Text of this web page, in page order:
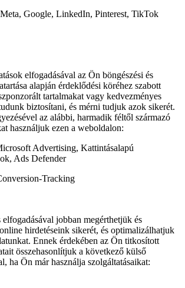
Google, LinkedIn, Pinterest, TikTok
elfogadásával az Ön böngészési és
alapján érdeklődési köréhez szabott
tartalmakat vagy kedvezményes
biztosítani, és mérni tudjuk azok sikerét.
az alábbi, harmadik féltől származó
használjuk ezen a weboldalon:
Advertising, Kattintásalapú
Ads Defender
Tracking
elfogadásával jobban megérthetjük és
hirdetéseink sikerét, és optimalizálhatjuk
Ennek érdekében az Ön titkosított
összehasonlítjuk a következő külső
ha Ön már használja szolgáltatásaikat: